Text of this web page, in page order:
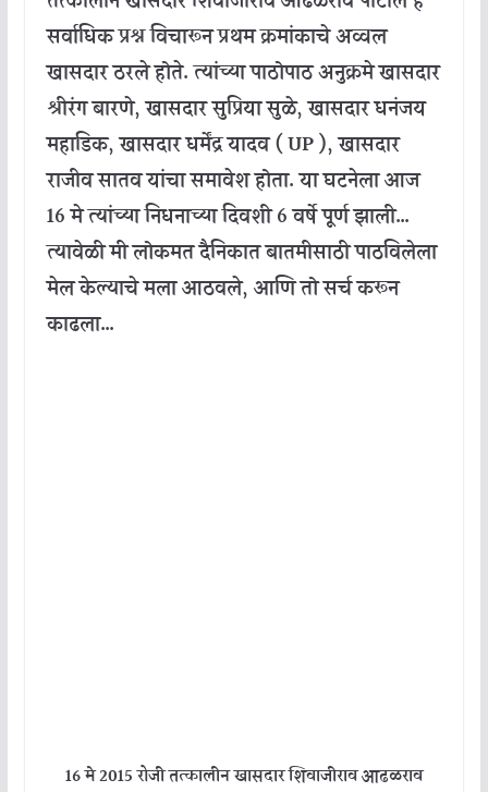
सर्वाधिक प्रश्न विचारून प्रथम क्रमांकाचे अव्वल
खासदार ठरले होते. त्यांच्या पाठोपाठ अनुक्रमे खासदार
श्रीरंग बारणे, खासदार सुप्रिया सुळे, खासदार धनंजय
महाडिक, खासदार धर्मेंद्र यादव ( UP ), खासदार
राजीव सातव यांचा समावेश होता. या घटनेला आज
16 मे त्यांच्या निधनाच्या दिवशी 6 वर्षे पूर्ण झाली…
त्यावेळी मी लोकमत दैनिकात बातमीसाठी पाठविलेला
मेल केल्याचे मला आठवले, आणि तो सर्च करून
काढला…
16 मे 2015 रोजी तत्कालीन खासदार शिवाजीराव आढळराव